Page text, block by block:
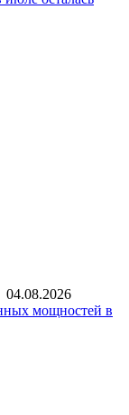
04.08.2026
мощностей в